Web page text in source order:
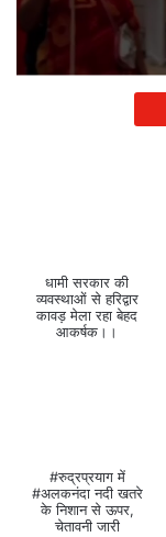
धामी सरकार की
व्यवस्थाओं से हरिद्वार
कावड़ मेला रहा बेहद
आकर्षक।।
#रुद्रप्रयाग में
#अलकनंदा नदी खतरे
के निशान से ऊपर,
चेतावनी जारी